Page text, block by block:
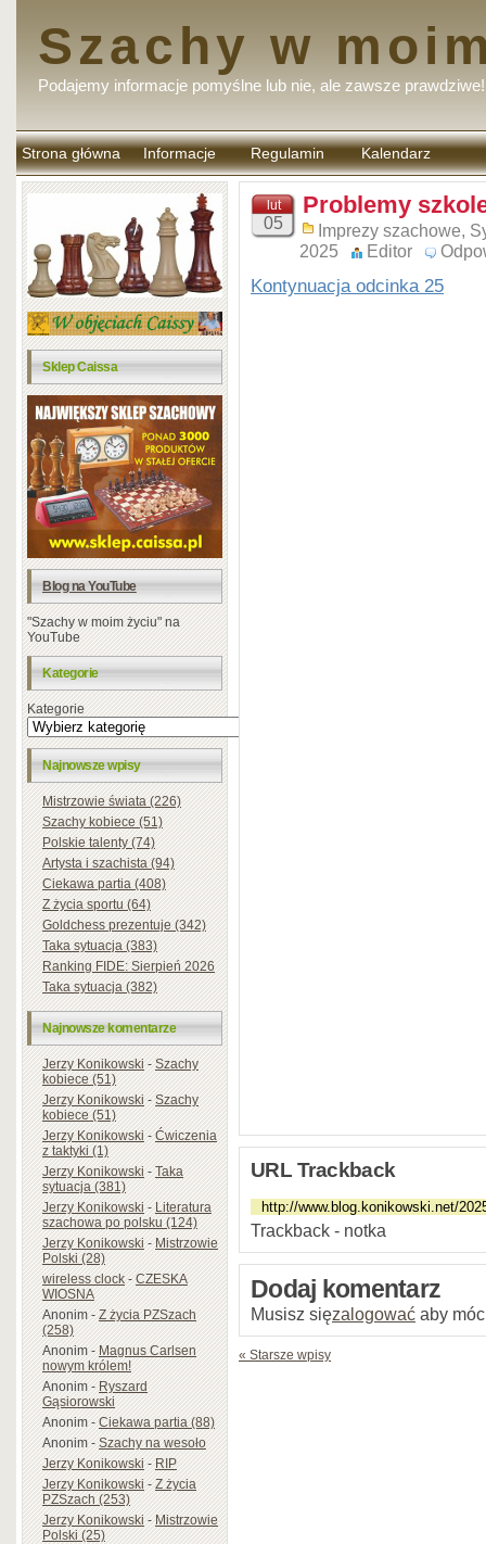
Szachy w
Podajemy informacje pomyślne lub nie, ale zawsze prawdziwe!
Strona główna Informacje Regulamin
komentarzy
Kalendarz
Sklep Caissa
Blog na YouTube
"Szachy w moim życiu" na
YouTube
Kategorie
Kategorie
Najnowsze wpisy
Mistrzowie świata (226)
Szachy kobiece (51)
Polskie talenty (74)
Artysta i szachista (94)
Ciekawa partia (408)
Z życia sportu (64)
Goldchess prezentuje (342)
Taka sytuacja (383)
Ranking FIDE: Sierpień 2026
Taka sytuacja (382)
Najnowsze komentarze
Jerzy Konikowski-Szachy
kobiece (51)
Jerzy Konikowski-Szachy
kobiece (51)
Jerzy Konikowski-Ćwiczenia
z taktyki (1)
Jerzy Konikowski-Taka
sytuacja (381)
Jerzy Konikowski-Literatura
szachowa po polsku (124)
Jerzy Konikowski-Mistrzowie
Polski (28)
wireless clock-CZESKA
WIOSNA
Anonim-Z życia PZSzach
(258)
Anonim-Magnus Carlsen
nowym królem!
Anonim-Ryszard
Gąsiorowski
Anonim-Ciekawa partia (88)
Anonim-Szachy na wesoło
Jerzy Konikowski-RIP
Jerzy Konikowski-Z życia
PZSzach (253)
Jerzy Konikowski-Mistrzowie
Polski (25)
lut
05
Problemy
Imprezy szachowe,
2025
Editor
Kontynuacja odcinka 25
URL Trackback
Trackback - notka
Dodaj komentarz
Musisz sięzalogować aby
« Starsze wpisy